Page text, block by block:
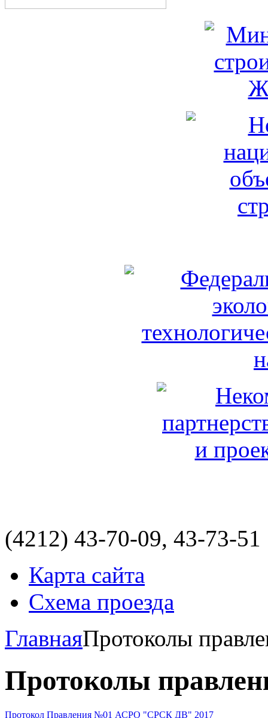
(4212) 43-70-09, 43-73-51
Карта сайта
Схема проезда
ГлавнаяПротоколы
Протоколы
Протокол Правления №01 АСРО "СРСК ДВ" 2017